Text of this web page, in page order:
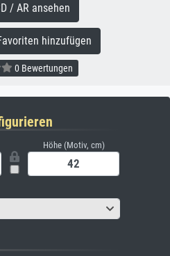
/ AR ansehen
hinzufügen
0 Bewertungen
Höhe (Motiv, cm)